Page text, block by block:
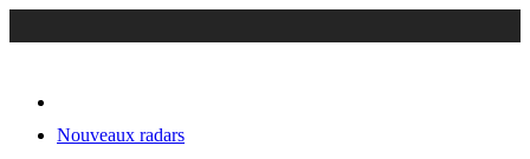
Nouveaux radars